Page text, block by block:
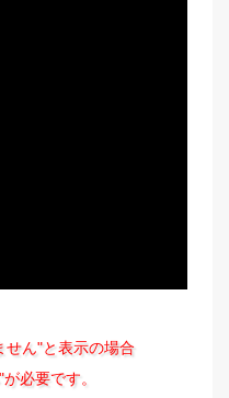
ん"と表示の場合
"が必要です。